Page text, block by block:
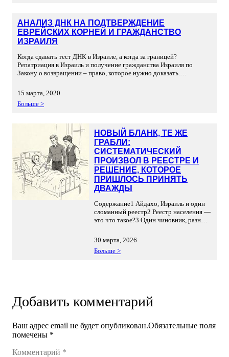
Украиной, Молдовой, Грузией и т.д. нет.
Просто туристы из этих стран не
должны […]
АНАЛИЗ ДНК НА ПОДТВЕРЖДЕНИЕ
ЕВРЕЙСКИХ КОРНЕЙ И ГРАЖДАНСТВО
ИЗРАИЛЯ
Когда сдавать тест ДНК в Израиле, а когда за границей?
Репатриация в Израиль и получение гражданства Израиля по
Закону о возвращении – право, которое нужно доказать.
гражданство по Закону о возвращении могут: Евреи – люди,
родившиеся от матери еврейки Дети евреев – родившиеся от отца
еврея («отец еврей» […]
15 марта, 2020
Больше >
НОВЫЙ БЛАНК, ТЕ ЖЕ
ГРАБЛИ:
СИСТЕМАТИЧЕСКИЙ
ПРОИЗВОЛ В РЕЕСТРЕ И
РЕШЕНИЕ, КОТОРОЕ
ПРИШЛОСЬ ПРИНЯТЬ
ДВАЖДЫ
Содержание1 Айдахо, Израиль и один
сломанный реестр2 Реестр населения —
это что такое?3 Один чиновник, разные
чувство5 Заключение В начале 2026
года тель-авивский суд по
административным делам принял
30 марта, 2026
Больше >
Добавить комментарий
Ваш адрес email не будет опубликован.Обязательные поля
помечены *
Комментарий *